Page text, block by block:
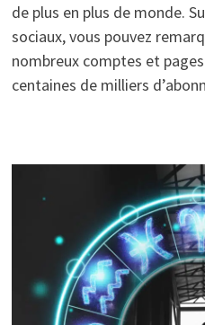
de plus en plus de monde.
sociaux, vous pouvez
nombreux comptes et
centaines de milliers